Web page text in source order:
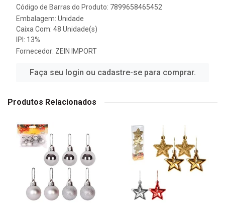
Código de Barras do Produto: 7899658465452
Embalagem: Unidade
Caixa Com: 48 Unidade(s)
IPI: 13%
Fornecedor: ZEIN IMPORT
Faça seu login ou cadastre-se para comprar.
Produtos Relacionados